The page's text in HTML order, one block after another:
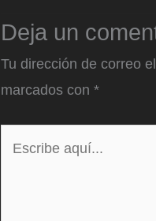
Deja un
Tu dirección de correo
marcados con *